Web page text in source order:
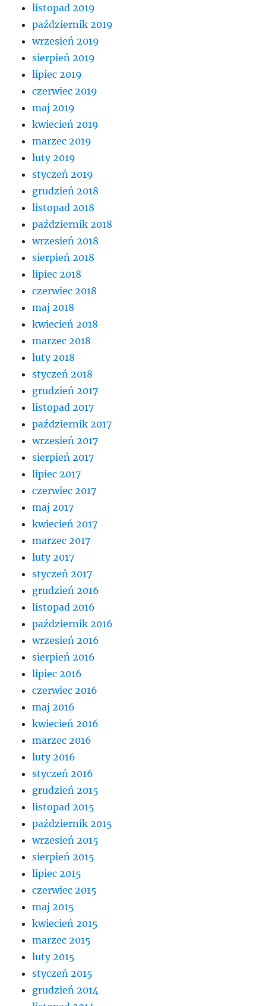
listopad 2019
październik 2019
wrzesień 2019
sierpień 2019
lipiec 2019
czerwiec 2019
maj 2019
kwiecień 2019
marzec 2019
luty 2019
styczeń 2019
grudzień 2018
listopad 2018
październik 2018
wrzesień 2018
sierpień 2018
lipiec 2018
czerwiec 2018
maj 2018
kwiecień 2018
marzec 2018
luty 2018
styczeń 2018
grudzień 2017
listopad 2017
październik 2017
wrzesień 2017
sierpień 2017
lipiec 2017
czerwiec 2017
maj 2017
kwiecień 2017
marzec 2017
luty 2017
styczeń 2017
grudzień 2016
listopad 2016
październik 2016
wrzesień 2016
sierpień 2016
lipiec 2016
czerwiec 2016
maj 2016
kwiecień 2016
marzec 2016
luty 2016
styczeń 2016
grudzień 2015
listopad 2015
październik 2015
wrzesień 2015
sierpień 2015
lipiec 2015
czerwiec 2015
maj 2015
kwiecień 2015
marzec 2015
luty 2015
styczeń 2015
grudzień 2014